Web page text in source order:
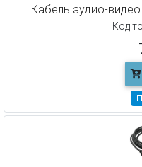
Кабель аудио-видео
Код